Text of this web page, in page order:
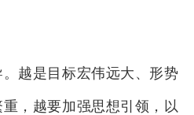
越是目标宏伟远大、形势
，越要加强思想引领，以